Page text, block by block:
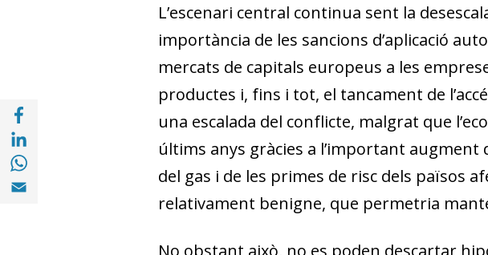
Compartir a Facebook (opens in a new window)
Compartir a with Linkedin (opens in a new window)
Compartir a with Whatsapp (opens in a new window)
Compartir a Email (opens in a new window)
L’escenari central continua sent la
importància de les sancions d’aplicació
mercats de capitals europeus a les
productes i, fins i tot, el tancament de
una escalada del conflicte, malgrat que
últims anys gràcies a l’important augment
del gas i de les primes de risc dels països
relativament benigne, que permetria
No obstant això, no es poden descartar